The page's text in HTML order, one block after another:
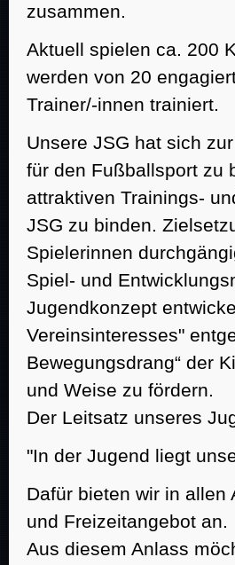
zusammen.
Aktuell spielen ca. 200
werden von 20
Trainer/-innen trainiert.
Unsere JSG hat sich
für den Fußballsport zu
attraktiven Trainings-
JSG zu binden.
Spielerinnen
Spiel- und
Jugendkonzept
Vereinsinteresses"
Bewegungsdrang“ der
und Weise zu fördern.
Der Leitsatz unseres
"In der Jugend liegt
Dafür bieten wir in allen
und Freizeitangebot an.
Aus diesem Anlass